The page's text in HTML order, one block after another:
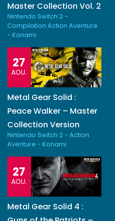
Master Collection Vol. 2
Nintendo Switch 2 -
Compilation Action Aventure
- Konami
27
AOU.
Metal Gear Solid :
Peace Walker – Master
Collection Version
Nintendo Switch 2 - Action
Aventure - Konami
27
AOU.
Metal Gear Solid 4 :